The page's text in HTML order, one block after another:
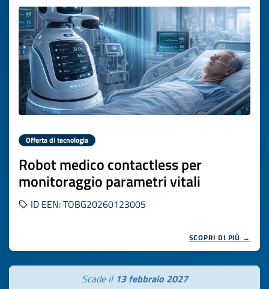
Offerta di tecnologia
Robot medico contactless per
monitoraggio parametri vitali
ID EEN: TOBG20260123005
SCOPRI DI PIÙ →
Scade il 13 febbraio 2027